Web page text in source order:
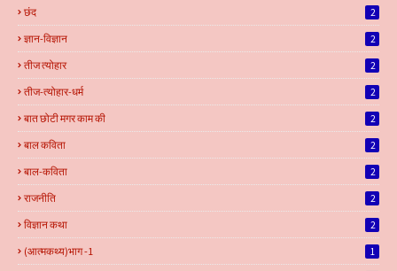
छंद 2
ज्ञान-विज्ञान 2
तीज त्योहार 2
तीज-त्योहार-धर्म 2
बात छोटी मगर काम की 2
बाल कविता 2
बाल-कविता 2
राजनीति 2
विज्ञान कथा 2
(आत्मकथ्य)भाग -1 1